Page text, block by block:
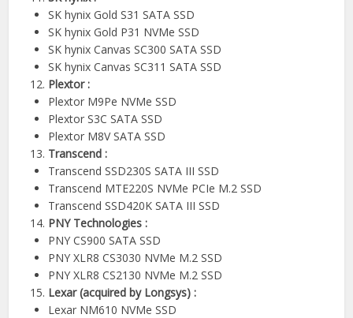
SK hynix Gold S31 SATA SSD
SK hynix Gold P31 NVMe SSD
SK hynix Canvas SC300 SATA SSD
SK hynix Canvas SC311 SATA SSD
Plextor :
Plextor M9Pe NVMe SSD
Plextor S3C SATA SSD
Plextor M8V SATA SSD
Transcend :
Transcend SSD230S SATA III SSD
Transcend MTE220S NVMe PCIe M.2 SSD
Transcend SSD420K SATA III SSD
PNY Technologies :
PNY CS900 SATA SSD
PNY XLR8 CS3030 NVMe M.2 SSD
PNY XLR8 CS2130 NVMe M.2 SSD
Lexar (acquired by Longsys) :
Lexar NM610 NVMe SSD